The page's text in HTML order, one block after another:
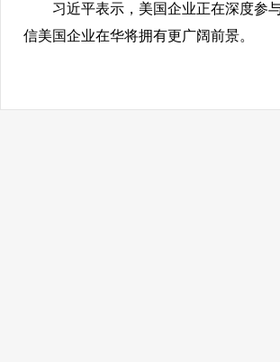
习近平表示，美国企业正在深度参与
信美国企业在华将拥有更广阔前景。